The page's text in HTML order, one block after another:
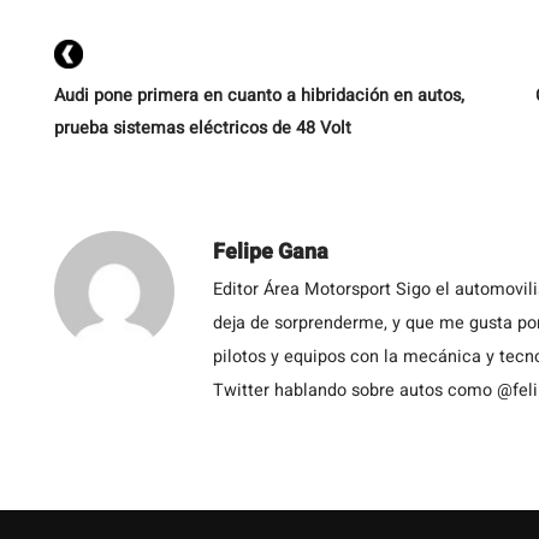
Audi pone primera en cuanto a hibridación en autos,
prueba sistemas eléctricos de 48 Volt
Felipe Gana
Editor Área Motorsport Sigo el
deja de sorprenderme, y que me gusta
pilotos y equipos con la mecánica y
Twitter hablando sobre autos como